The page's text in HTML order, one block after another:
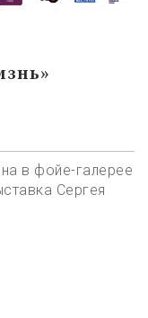
в фойе-галерее
Сергея